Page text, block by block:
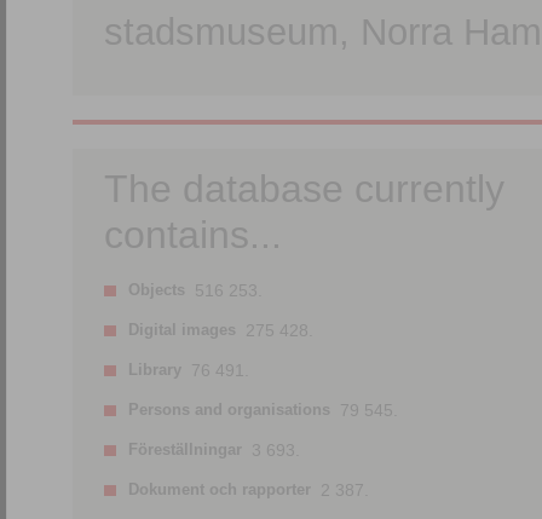
stadsmuseum, Norra
The database currently
contains...
Objects 516 253.
Digital images 275 428.
Library 76 491.
Persons and organisations 79 545.
Föreställningar 3 693.
Dokument och rapporter 2 387.